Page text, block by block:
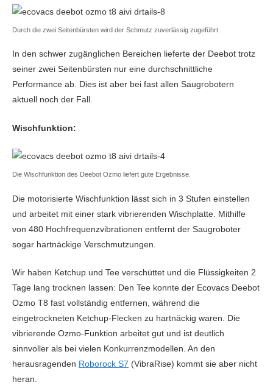
Durch die zwei Seitenbürsten wird der Schmutz zuverlässig zugeführt.
In den schwer zugänglichen Bereichen lieferte der Deebot trotz
seiner zwei Seitenbürsten nur eine durchschnittliche
Performance ab. Dies ist aber bei fast allen Saugrobotern
aktuell noch der Fall.
Wischfunktion:
Die Wischfunktion des Deebot Ozmo liefert gute Ergebnisse.
Die motorisierte Wischfunktion lässt sich in 3 Stufen einstellen
und arbeitet mit einer stark vibrierenden Wischplatte. Mithilfe
von 480 Hochfrequenzvibrationen entfernt der Saugroboter
sogar hartnäckige Verschmutzungen.
Wir haben Ketchup und Tee verschüttet und die Flüssigkeiten 2
Tage lang trocknen lassen: Den Tee konnte der Ecovacs Deebot
Ozmo T8 fast vollständig entfernen, während die
eingetrockneten Ketchup-Flecken zu hartnäckig waren. Die
vibrierende Ozmo-Funktion arbeitet gut und ist deutlich
sinnvoller als bei vielen Konkurrenzmodellen. An den
herausragenden Roborock S7 (VibraRise) kommt sie aber nicht
heran.